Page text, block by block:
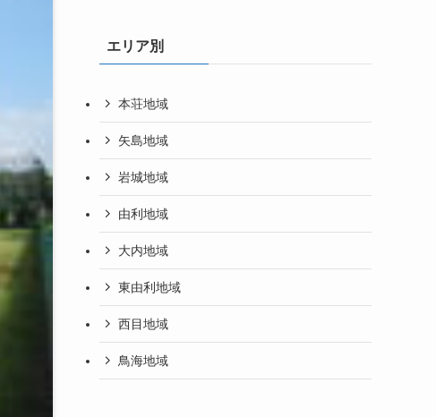
エリア別
本荘地域
矢島地域
岩城地域
由利地域
大内地域
東由利地域
西目地域
鳥海地域